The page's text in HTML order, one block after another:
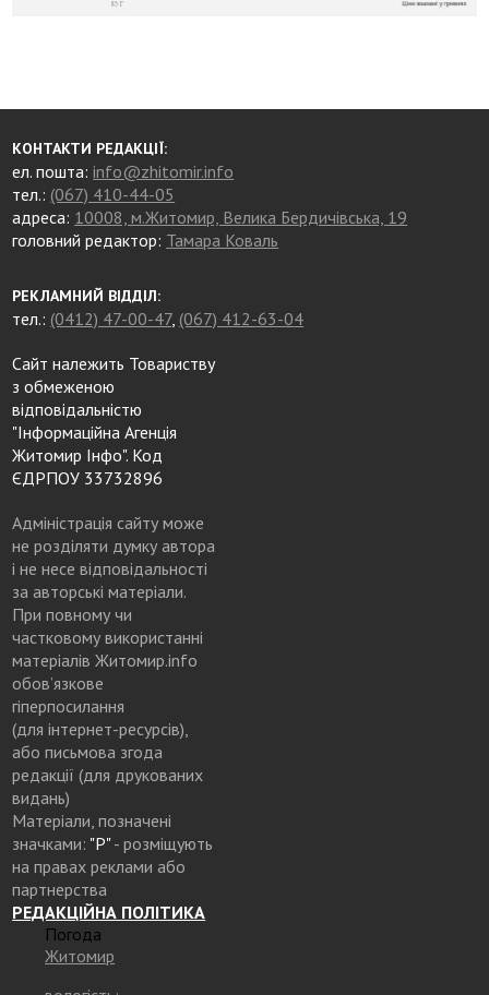
КОНТАКТИ РЕДАКЦІЇ:
ел. пошта:info@zhitomir.info
тел.: (067) 410-44-05
адреса: 10008, м.Житомир, Велика Бердичівська, 19
головний редактор: Тамара Коваль
РЕКЛАМНИЙ ВІДДІЛ:
тел.: (0412) 47-00-47, (067) 412-63-04
Сайт належить Товариству
з обмеженою
відповідальністю
"Інформаційна Агенція
Житомир Інфо". Код
ЄДРПОУ 33732896
Адміністрація сайту може
не розділяти думку автора
і не несе відповідальності
за авторські матеріали.
При повному чи
частковому використанні
матеріалів Житомир.info
обов’язкове
гіперпосилання
(для інтернет-ресурсів),
або письмова згода
редакції (для друкованих
видань)
Матеріали, позначені
значками: "Р"- розміщують
на правах реклами або
партнерства
РЕДАКЦІЙНА ПОЛІТИКА
Погода
Житомир